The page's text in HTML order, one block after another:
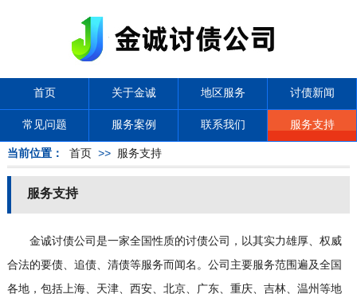
首页 关于金诚 地区服务 讨债新闻
常见问题 服务案例 联系我们 服务支持
当前位置： 首页 >> 服务支持
服务支持
金诚讨债公司 是一家全国性质的讨债公司，以其实力雄厚、权威
合法的要债、追债、清债等服务而闻名。公司主要服务范围遍及全国
各地，包括上海、天津、西安、北京、广东、重庆、吉林、温州等地